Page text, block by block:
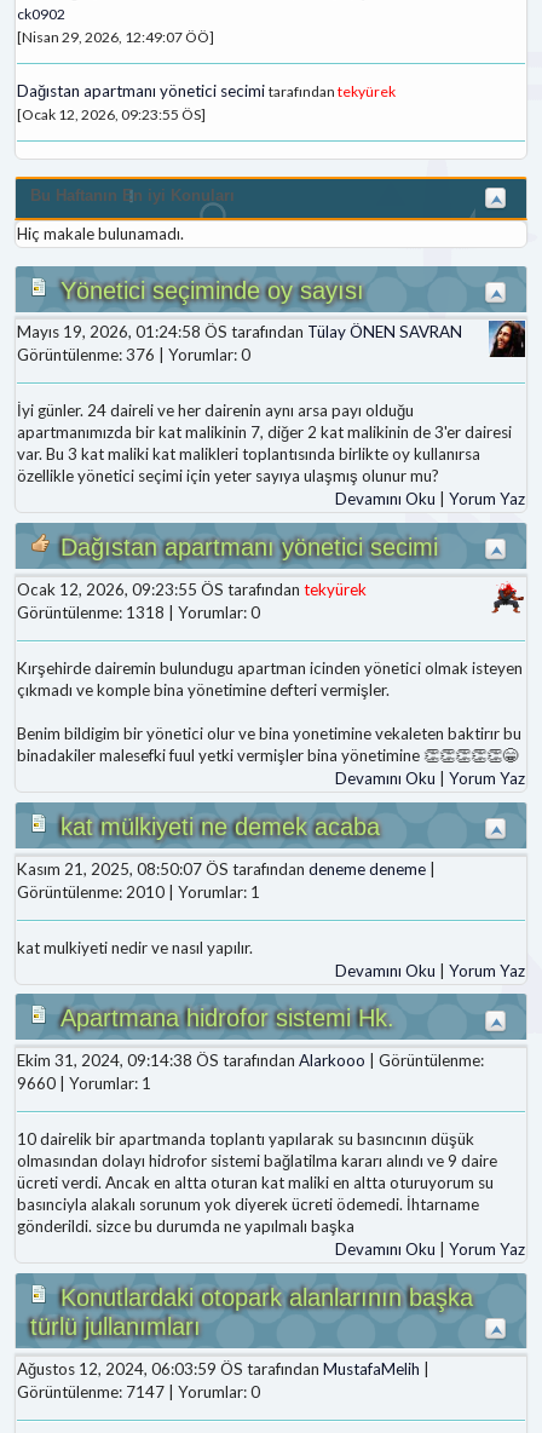
ck0902
[Nisan 29, 2026, 12:49:07 ÖÖ]
Dağıstan apartmanı yönetici secimi tarafından tekyürek
[Ocak 12, 2026, 09:23:55 ÖS]
Bu Haftanın En iyi Konuları
Hiç makale bulunamadı.
Yönetici seçiminde oy sayısı
Mayıs 19, 2026, 01:24:58 ÖS tarafından Tülay ÖNEN SAVRAN
Görüntülenme: 376 | Yorumlar: 0
İyi günler. 24 daireli ve her dairenin aynı arsa payı olduğu
apartmanımızda bir kat malikinin 7, diğer 2 kat malikinin de 3'er dairesi
var. Bu 3 kat maliki kat malikleri toplantısında birlikte oy kullanırsa
özellikle yönetici seçimi için yeter sayıya ulaşmış olunur mu?
Devamını Oku
Yorum Yaz
Dağıstan apartmanı yönetici secimi
Ocak 12, 2026, 09:23:55 ÖS tarafından tekyürek
Görüntülenme: 1318 | Yorumlar: 0
Kırşehirde dairemin bulundugu apartman icinden yönetici olmak isteyen
çıkmadı ve komple bina yönetimine defteri vermişler.
Benim bildigim bir yönetici olur ve bina yonetimine vekaleten baktirır bu
binadakiler malesefki fuul yetki vermişler bina yönetimine 👏👏👏👏👏😁
Devamını Oku
Yorum Yaz
kat mülkiyeti ne demek acaba
Kasım 21, 2025, 08:50:07 ÖS tarafından deneme deneme |
Görüntülenme: 2010 | Yorumlar: 1
kat mulkiyeti nedir ve nasıl yapılır.
Devamını Oku | Yorum Yaz
Apartmana hidrofor sistemi Hk.
Ekim 31, 2024, 09:14:38 ÖS tarafından Alarkooo | Görüntülenme:
9660 | Yorumlar: 1
10 dairelik bir apartmanda toplantı yapılarak su basıncının düşük
olmasından dolayı hidrofor sistemi bağlatilma kararı alındı ve 9 daire
ücreti verdi. Ancak en altta oturan kat maliki en altta oturuyorum su
basınciyla alakalı sorunum yok diyerek ücreti ödemedi. İhtarname
gönderildi. sizce bu durumda ne yapılmalı başka
Devamını Oku
Yorum Yaz
Konutlardaki otopark alanlarının başka
türlü jullanımları
Ağustos 12, 2024, 06:03:59 ÖS tarafından MustafaMelih
Görüntülenme: 7147 | Yorumlar: 0